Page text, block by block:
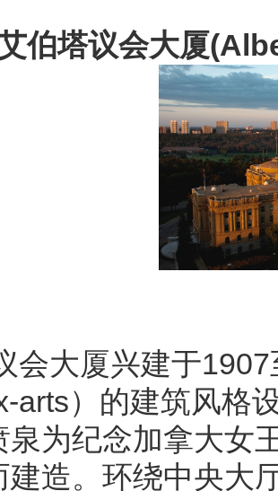
伯塔议会大厦
会大厦兴建于
arts）的建筑风格
泉为纪念加拿大女
建造。环绕中央大